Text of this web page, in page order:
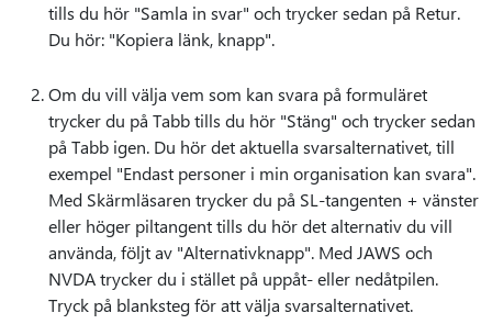
tills du hör "Samla in svar" och trycker sedan på Retur.
Du hör: "Kopiera länk, knapp".
Om du vill välja vem som kan svara på formuläret
trycker du på Tabb tills du hör "Stäng" och trycker sedan
på Tabb igen. Du hör det aktuella svarsalternativet, till
exempel "Endast personer i min organisation kan svara".
Med Skärmläsaren trycker du på SL-tangenten + vänster
eller höger piltangent tills du hör det alternativ du vill
använda, följt av "Alternativknapp". Med JAWS och
NVDA trycker du i stället på uppåt- eller nedåtpilen.
Tryck på blanksteg för att välja svarsalternativet.